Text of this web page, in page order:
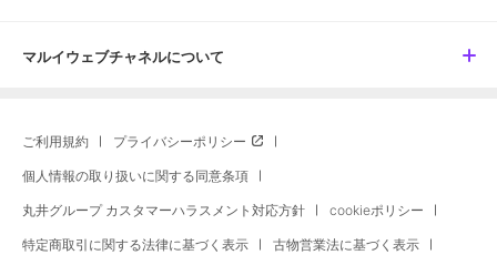
マルイウェブチャネルについて
ご利用規約 プライバシーポリシー
個人情報の取り扱いに関する同意条項
丸井グループ カスタマーハラスメント対応方針 cookieポリシー
特定商取引に関する法律に基づく表示 古物営業法に基づく表示